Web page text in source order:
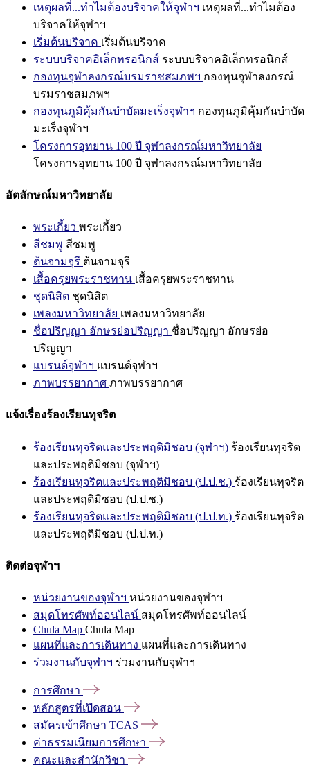
เหตุผลที่...ทำไมต้องบริจาคให้จุฬาฯ เหตุผลที่...ทำไมต้อง
บริจาคให้จุฬาฯ
เริ่มต้นบริจาค เริ่มต้นบริจาค
ระบบบริจาคอิเล็กทรอนิกส์ ระบบบริจาคอิเล็กทรอนิกส์
กองทุนจุฬาลงกรณ์บรมราชสมภพฯ กองทุนจุฬาลงกรณ์
บรมราชสมภพฯ
กองทุนภูมิคุ้มกันบำบัดมะเร็งจุฬาฯ กองทุนภูมิคุ้มกันบำบัด
มะเร็งจุฬาฯ
โครงการอุทยาน 100 ปี จุฬาลงกรณ์มหาวิทยาลัย
โครงการอุทยาน 100 ปี จุฬาลงกรณ์มหาวิทยาลัย
อัตลักษณ์มหาวิทยาลัย
พระเกี้ยว พระเกี้ยว
สีชมพู สีชมพู
ต้นจามจุรี ต้นจามจุรี
เสื้อครุยพระราชทาน เสื้อครุยพระราชทาน
ชุดนิสิต ชุดนิสิต
เพลงมหาวิทยาลัย เพลงมหาวิทยาลัย
ชื่อปริญญา อักษรย่อปริญญา ชื่อปริญญา อักษรย่อ
ปริญญา
แบรนด์จุฬาฯ แบรนด์จุฬาฯ
ภาพบรรยากาศ ภาพบรรยากาศ
แจ้งเรื่องร้องเรียนทุจริต
ร้องเรียนทุจริตและประพฤติมิชอบ (จุฬาฯ) ร้องเรียนทุจริต
และประพฤติมิชอบ (จุฬาฯ)
ร้องเรียนทุจริตและประพฤติมิชอบ (ป.ป.ช.) ร้องเรียนทุจริต
และประพฤติมิชอบ (ป.ป.ช.)
ร้องเรียนทุจริตและประพฤติมิชอบ (ป.ป.ท.) ร้องเรียนทุจริต
และประพฤติมิชอบ (ป.ป.ท.)
ติดต่อจุฬาฯ
หน่วยงานของจุฬาฯ หน่วยงานของจุฬาฯ
สมุดโทรศัพท์ออนไลน์ สมุดโทรศัพท์ออนไลน์
Chula Map Chula Map
แผนที่และการเดินทาง แผนที่และการเดินทาง
ร่วมงานกับจุฬาฯ ร่วมงานกับจุฬาฯ
การศึกษา
หลักสูตรที่เปิดสอน
สมัครเข้าศึกษา TCAS
ค่าธรรมเนียมการศึกษา
คณะและสำนักวิชา